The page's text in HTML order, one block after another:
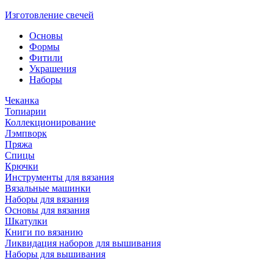
Изготовление свечей
Основы
Формы
Фитили
Украшения
Наборы
Чеканка
Топиарии
Коллекционирование
Лэмпворк
Пряжа
Спицы
Крючки
Инструменты для вязания
Вязальные машинки
Наборы для вязания
Основы для вязания
Шкатулки
Книги по вязанию
Ликвидация наборов для вышивания
Наборы для вышивания